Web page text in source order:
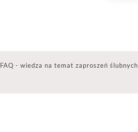
FAQ - wiedza na temat zaproszeń ślubnych